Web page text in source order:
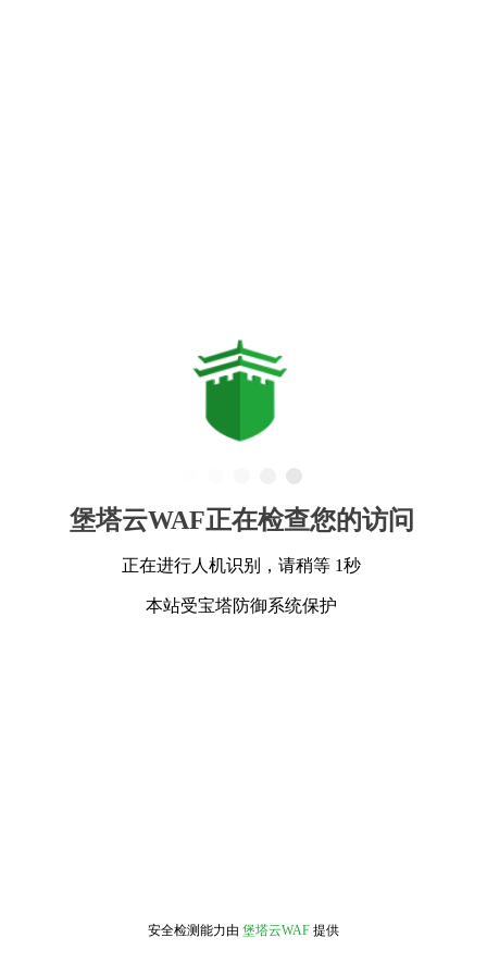
堡塔云WAF正在检查您的访问
正在进行人机识别，请稍等 1秒
本站受宝塔防御系统保护
安全检测能力由 堡塔云WAF 提供